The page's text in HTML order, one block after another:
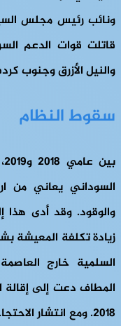
قاتلت قوات الدعم
والنيل الأزرق وجنوب
سقوط النظام
السوداني يعاني من
والوقود. وقد أدى
زيادة تكلفة المعيشة
المطاف دعت إلى
2018. ومع انتشار